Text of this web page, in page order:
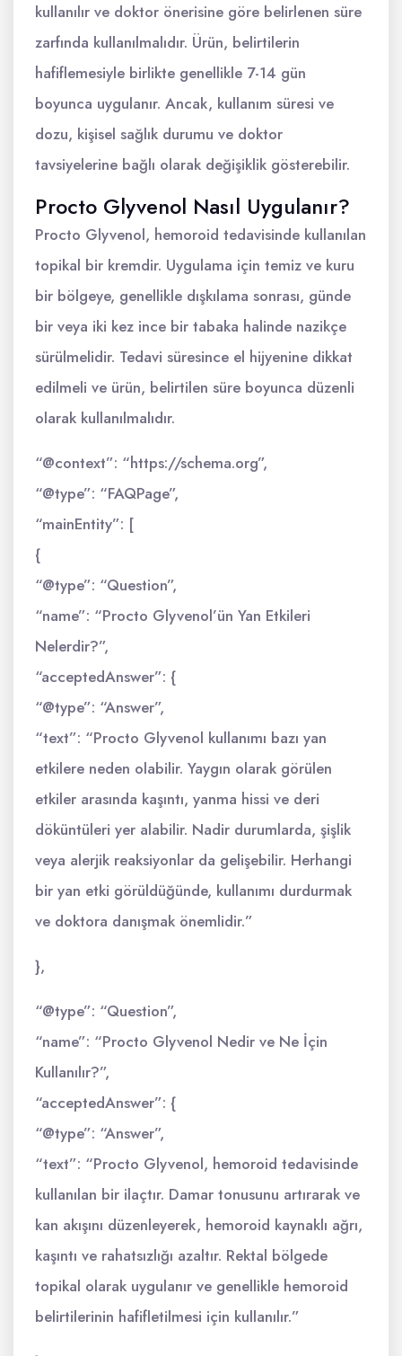
kullanılır ve doktor önerisine göre belirlenen süre
zarfında kullanılmalıdır. Ürün, belirtilerin
hafiflemesiyle birlikte genellikle 7-14 gün
boyunca uygulanır. Ancak, kullanım süresi ve
dozu, kişisel sağlık durumu ve doktor
tavsiyelerine bağlı olarak değişiklik gösterebilir.
Procto Glyvenol Nasıl Uygulanır?
Procto Glyvenol, hemoroid tedavisinde kullanılan
topikal bir kremdir. Uygulama için temiz ve kuru
bir bölgeye, genellikle dışkılama sonrası, günde
bir veya iki kez ince bir tabaka halinde nazikçe
sürülmelidir. Tedavi süresince el hijyenine dikkat
edilmeli ve ürün, belirtilen süre boyunca düzenli
olarak kullanılmalıdır.
“@context”: “https://schema.org”,
“@type”: “FAQPage”,
“mainEntity”: [
{
“@type”: “Question”,
“name”: “Procto Glyvenol’ün Yan Etkileri
Nelerdir?”,
“acceptedAnswer”: {
“@type”: “Answer”,
“text”: “Procto Glyvenol kullanımı bazı yan
etkilere neden olabilir. Yaygın olarak görülen
etkiler arasında kaşıntı, yanma hissi ve deri
döküntüleri yer alabilir. Nadir durumlarda, şişlik
veya alerjik reaksiyonlar da gelişebilir. Herhangi
bir yan etki görüldüğünde, kullanımı durdurmak
ve doktora danışmak önemlidir.”
},
“@type”: “Question”,
“name”: “Procto Glyvenol Nedir ve Ne İçin
Kullanılır?”,
“acceptedAnswer”: {
“@type”: “Answer”,
“text”: “Procto Glyvenol, hemoroid tedavisinde
kullanılan bir ilaçtır. Damar tonusunu artırarak ve
kan akışını düzenleyerek, hemoroid kaynaklı ağrı,
kaşıntı ve rahatsızlığı azaltır. Rektal bölgede
topikal olarak uygulanır ve genellikle hemoroid
belirtilerinin hafifletilmesi için kullanılır.”